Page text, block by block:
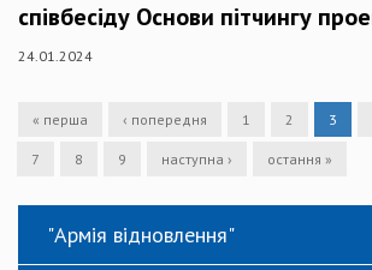
співбесіду Основи пітчингу
24.01.2024
« перша ‹ попередня 1 2 3
7 8 9 наступна › остання »
"Армія відновлення"